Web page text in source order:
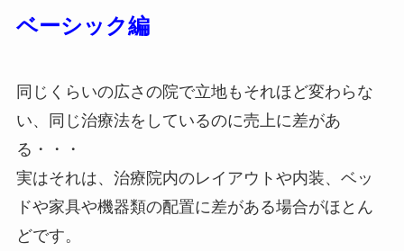
ベーシック編
同じくらいの広さの院で立地もそれほど変わらな
い、同じ治療法をしているのに売上に差があ
る・・・
実はそれは、治療院内のレイアウトや内装、ベッ
ドや家具や機器類の配置に差がある場合がほとん
どです。